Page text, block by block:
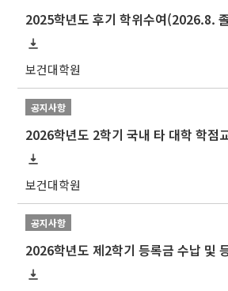
보건대학원
공지사항
2026학년도 2학기 국내 타 대학 학점
보건대학원
공지사항